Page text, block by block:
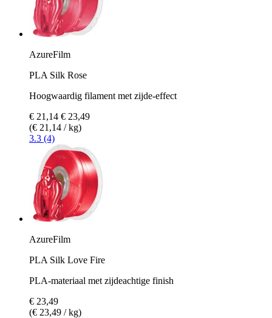
AzureFilm
PLA Silk Rose
Hoogwaardig filament met zijde-effect
€ 21,14 € 23,49
(€ 21,14 / kg)
3.3 (4)
AzureFilm
PLA Silk Love Fire
PLA-materiaal met zijdeachtige finish
€ 23,49
(€ 23,49 / kg)